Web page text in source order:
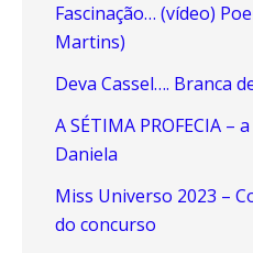
Fascinação… (vídeo)
Martins)
Deva Cassel…. Branca
A SÉTIMA PROFECIA –
Daniela
Miss Universo 2023 –
do concurso